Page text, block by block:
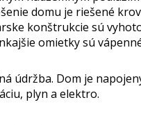
domu je riešené
konštrukcie sú
omietky sú
údržba. Dom je
plyn a elektro.